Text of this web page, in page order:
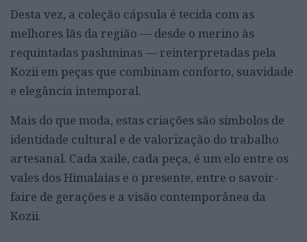
Desta vez, a coleção cápsula é tecida com as
melhores lãs da região — desde o merino às
requintadas pashminas — reinterpretadas pela
Kozii em peças que combinam conforto, suavidade
e elegância intemporal.
Mais do que moda, estas criações são símbolos de
identidade cultural e de valorização do trabalho
artesanal. Cada xaile, cada peça, é um elo entre os
vales dos Himalaias e o presente, entre o savoir-
faire de gerações e a visão contemporânea da
Kozii.